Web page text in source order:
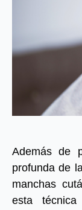
Además de
profunda de
manchas
esta